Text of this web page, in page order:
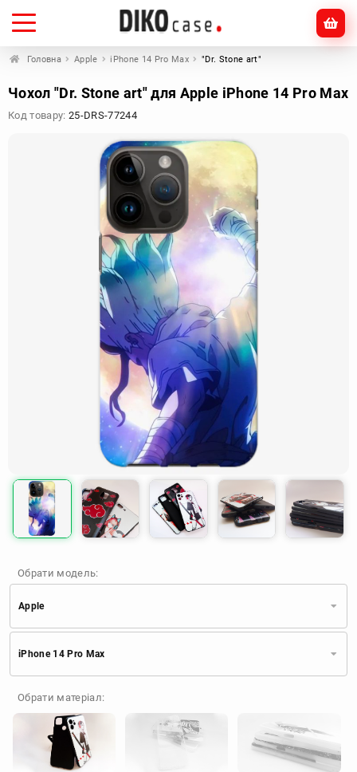
Головна Apple iPhone 14 Pro Max "Dr. Stone art"
Чохол "Dr. Stone art" для Apple iPhone 14 Pro Max
Код товару: 25-DRS-77244
Обрати модель:
Apple
Apple
Huawei
TECNO
Google
Doogee
Infinix
Sony
Motorola
iPhone 14 Pro Max
Обрати матеріал: